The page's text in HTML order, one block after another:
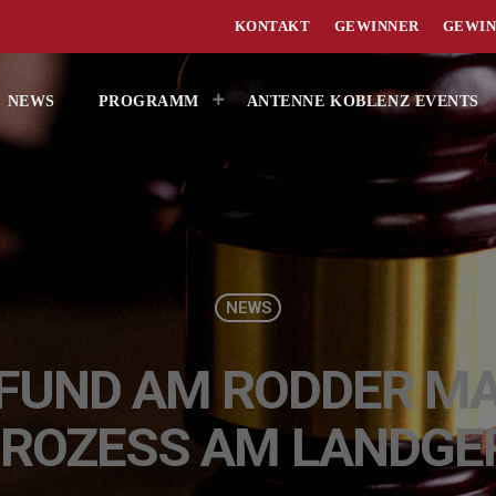
KONTAKT GEWINNER
NEWS PROGRAMM ANTENNE KOBLENZ EVENTS
NEWS
AM RODDER
AM